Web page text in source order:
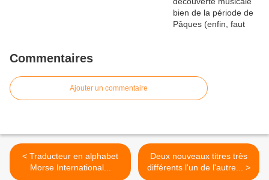
Commentaires
Ajouter un commentaire
< Traducteur en alphabet
Morse International...
Deux nouveaux titres très
différents l'un de l'autre... >